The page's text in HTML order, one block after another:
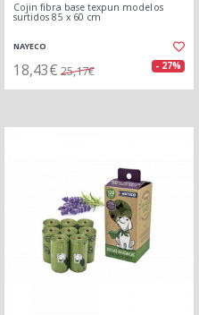
Cojin fibra base texpun modelos
surtidos 85 x 60 cm
NAYECO
18,43€ 25,17€ - 27%